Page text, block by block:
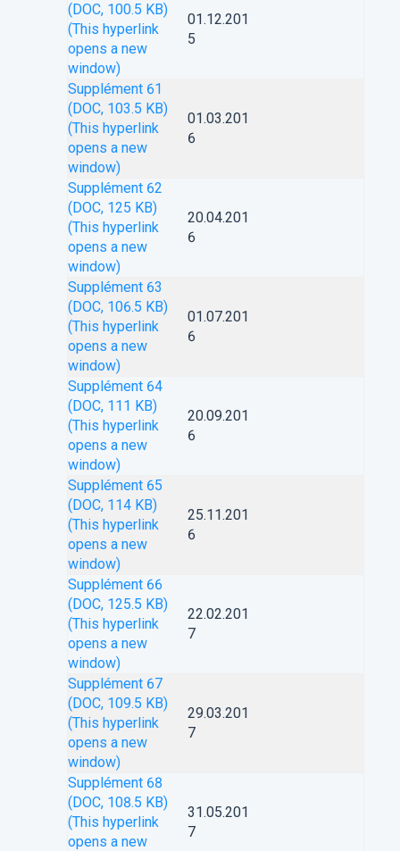
(DOC, 100.5 KB)
(This hyperlink
opens a new
window)
01.12.201
5
Supplément 61
(DOC, 103.5 KB)
(This hyperlink
opens a new
window)
01.03.201
6
Supplément 62
(DOC, 125 KB)
(This hyperlink
opens a new
window)
20.04.201
6
Supplément 63
(DOC, 106.5 KB)
(This hyperlink
opens a new
window)
01.07.201
6
Supplément 64
(DOC, 111 KB)
(This hyperlink
opens a new
window)
20.09.201
6
Supplément 65
(DOC, 114 KB)
(This hyperlink
opens a new
window)
25.11.201
6
Supplément 66
(DOC, 125.5 KB)
(This hyperlink
opens a new
window)
22.02.201
7
Supplément 67
(DOC, 109.5 KB)
(This hyperlink
opens a new
window)
29.03.201
7
Supplément 68
(DOC, 108.5 KB)
(This hyperlink
opens a new
31.05.201
7